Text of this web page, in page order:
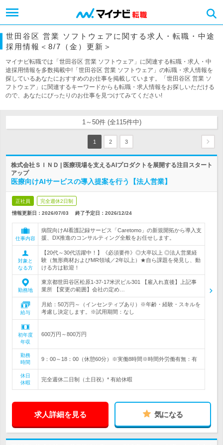
世田谷区 営業 ソフトウェアに関する求人・転職・中途
採用情報＜8/7（金）更新＞
マイナビ転職では「世田谷区 営業 ソフトウェア」に関連する転職・求人・中
途採用情報を多数掲載中!「世田谷区 営業 ソフトウェア」の転職・求人情報を
探しているあなたにおすすめのお仕事を掲載しています。「世田谷区 営業 ソ
フトウェア」に関連するキーワードからも転職・求人情報をお探しいただける
ので、あなたにぴったりのお仕事を見つけてみてください!
1～50件 (全115件中)
1 2 3
株式会社ＳＩＮＤ | 医療現場を支えるAIプロダクトを展開する注目スタート
アップ
医療向けAIサービスの導入提案を行う【法人営業】
正社員 完全週休2日制
情報更新日：2026/07/03 終了予定日： 2026/12/24
仕事内容
病院向けAI看護記録サービス「Caretomo」の新規開拓から導入支
援、DX推進のコンサルティング全般をお任せします。
対象と
なる方
【20代～30代活躍中！】《必須要件》◎大卒以上 ◎法人営業経
験（無形商材およびMR領域／2年以上）★自ら課題を発見し、動
ける方は歓迎！
勤務地
東京都世田谷区松原1-37-17米沢ビル301 【雇入れ直後】上記事
業所 【変更の範囲】会社の定め…
給与
月給：50万円～（インセンティブあり）※年齢・経験・スキルを
考慮し決定します。※試用期間：なし
初年度
年収
600万円～800万円
勤務
時間
9：00～18：00（休憩60分）※実働8時間※時間外労働有無：有
休日
休暇
完全週休二日制（土日祝）* 有給休暇
求人詳細を見る 気になる